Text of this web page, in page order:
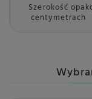
Szerokość
centymetrach